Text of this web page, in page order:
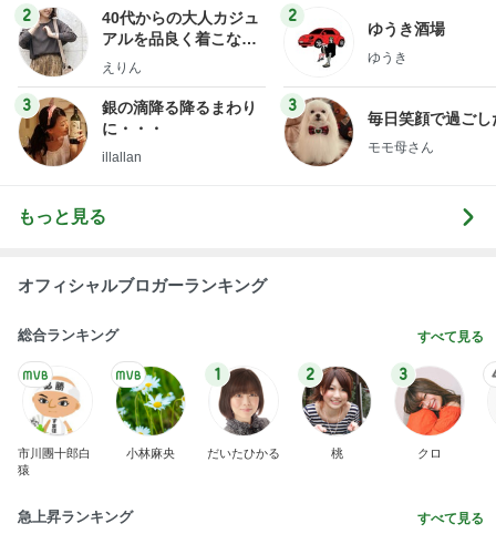
2
40代からの大人カジュ
アルを品良く着こなす
ファッションブログ
えりん
3
銀の滴降る降るまわり
に・・・
illallan
2
ゆうき酒場
ゆうき
3
毎日笑顔で過ごし
モモ母さん
もっと見る
オフィシャルブロガーランキング
総合ランキング すべて見る
市川團十郎白
猿
小林麻央
1
だいたひかる
2
桃
3
クロ
急上昇ランキング すべて見る